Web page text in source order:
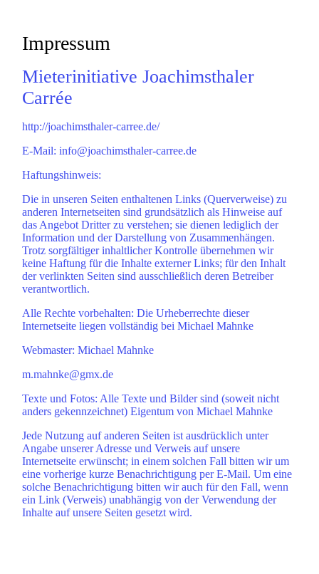
Impressum
Mieterinitiative Joachimsthaler
Carrée
http://joachimsthaler-carree.de/
E-Mail: info@joachimsthaler-carree.de
Haftungshinweis:
Die in unseren Seiten enthaltenen Links (Querverweise) zu
anderen Internetseiten sind grundsätzlich als Hinweise auf
das Angebot Dritter zu verstehen; sie dienen lediglich der
Information und der Darstellung von Zusammenhängen.
Trotz sorgfältiger inhaltlicher Kontrolle übernehmen wir
keine Haftung für die Inhalte externer Links; für den Inhalt
der verlinkten Seiten sind ausschließlich deren Betreiber
verantwortlich.
Alle Rechte vorbehalten: Die Urheberrechte dieser
Internetseite liegen vollständig bei Michael Mahnke
Webmaster: Michael Mahnke
m.mahnke@gmx.de
Texte und Fotos: Alle Texte und Bilder sind (soweit nicht
anders gekennzeichnet) Eigentum von Michael Mahnke
Jede Nutzung auf anderen Seiten ist ausdrücklich unter
Angabe unserer Adresse und Verweis auf unsere
Internetseite erwünscht; in einem solchen Fall bitten wir um
eine vorherige kurze Benachrichtigung per E-Mail. Um eine
solche Benachrichtigung bitten wir auch für den Fall, wenn
ein Link (Verweis) unabhängig von der Verwendung der
Inhalte auf unsere Seiten gesetzt wird.